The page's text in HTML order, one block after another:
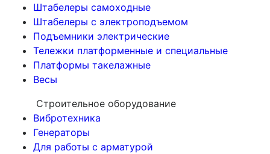
Штабелеры самоходные
Штабелеры с электроподъемом
Подъемники электрические
Тележки платформенные и специальные
Платформы такелажные
Весы
Строительное оборудование
Вибротехника
Генераторы
Для работы с арматурой